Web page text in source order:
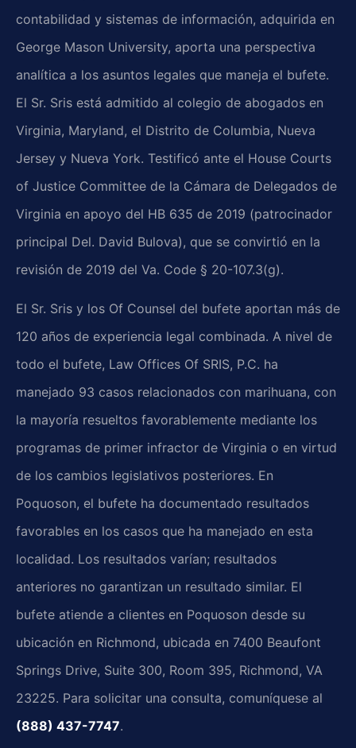
contabilidad y sistemas de información, adquirida en
George Mason University, aporta una perspectiva
analítica a los asuntos legales que maneja el bufete.
El Sr. Sris está admitido al colegio de abogados en
Virginia, Maryland, el Distrito de Columbia, Nueva
Jersey y Nueva York. Testificó ante el House Courts
of Justice Committee de la Cámara de Delegados de
Virginia en apoyo del HB 635 de 2019 (patrocinador
principal Del. David Bulova), que se convirtió en la
revisión de 2019 del Va. Code § 20-107.3(g).
El Sr. Sris y los Of Counsel del bufete aportan más de
120 años de experiencia legal combinada. A nivel de
todo el bufete, Law Offices Of SRIS, P.C. ha
manejado 93 casos relacionados con marihuana, con
la mayoría resueltos favorablemente mediante los
programas de primer infractor de Virginia o en virtud
de los cambios legislativos posteriores. En
Poquoson, el bufete ha documentado resultados
favorables en los casos que ha manejado en esta
localidad. Los resultados varían; resultados
anteriores no garantizan un resultado similar. El
bufete atiende a clientes en Poquoson desde su
ubicación en Richmond, ubicada en 7400 Beaufont
Springs Drive, Suite 300, Room 395, Richmond, VA
23225. Para solicitar una consulta, comuníquese al
(888) 437-7747.